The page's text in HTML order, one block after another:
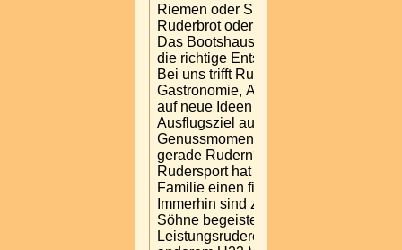
Riemen oder Skulls?
Ruderbrot oder Achterl?
Das Bootshaus ist immer
die richtige Entscheidung.
Bei uns trifft Rudersport auf
Gastronomie, Alte Donau
auf neue Ideen und
Ausflugsziel auf
Genussmomente. Warum
gerade Rudern? Der
Rudersport hat in unserer
Familie einen fixen Platz.
Immerhin sind zwei unserer
Söhne begeisterte
Leistungsruderer, unter